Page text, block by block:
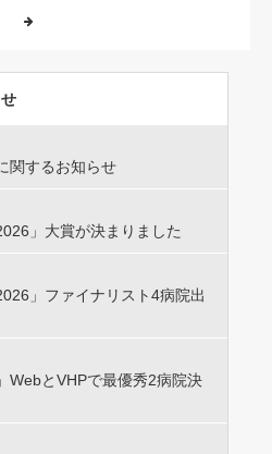
関するお知らせ
」大賞が決まりました
」ファイナリスト4病院出
WebとVHPで最優秀2病院決